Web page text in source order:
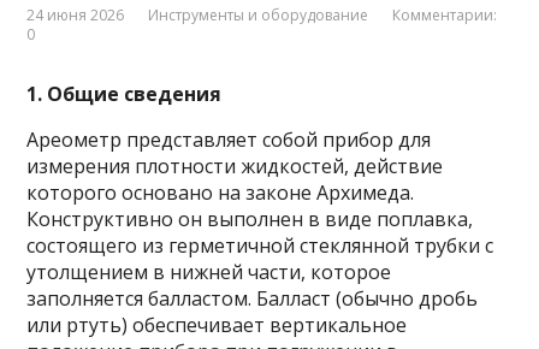
24 июня 2026 Инструменты и оборудование
Комментарии:
0
1. Общие сведения
Ареометр представляет собой прибор для
измерения плотности жидкостей, действие
которого основано на законе Архимеда.
Конструктивно он выполнен в виде поплавка,
состоящего из герметичной стеклянной трубки с
утолщением в нижней части, которое
заполняется балластом. Балласт (обычно дробь
или ртуть) обеспечивает вертикальное